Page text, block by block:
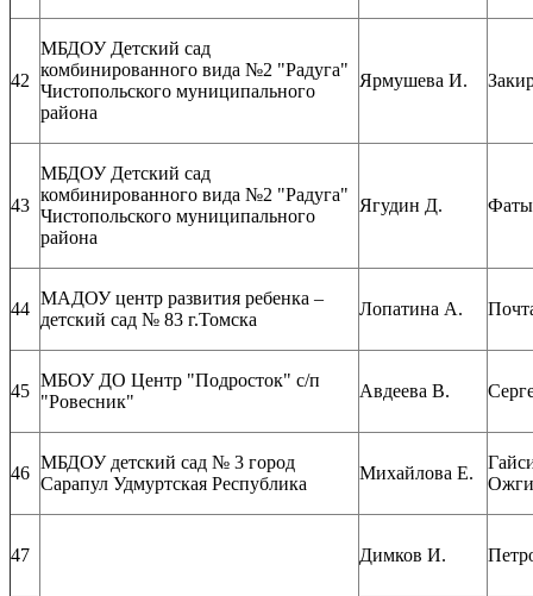
42
МБДОУ Детский сад
комбинированного вида №2 "Радуга"
Чистопольского муниципального
района
Ярмушева И.
43
МБДОУ Детский сад
комбинированного вида №2 "Радуга"
Чистопольского муниципального
района
Ягудин Д.
44
МАДОУ центр развития ребенка –
детский сад № 83 г.Томска
Лопатина А.
45
МБОУ ДО Центр "Подросток" с/п
"Ровесник"
Авдеева В.
46
МБДОУ детский сад № 3 город
Сарапул Удмуртская Республика
Михайлова Е.
47 Димков И.